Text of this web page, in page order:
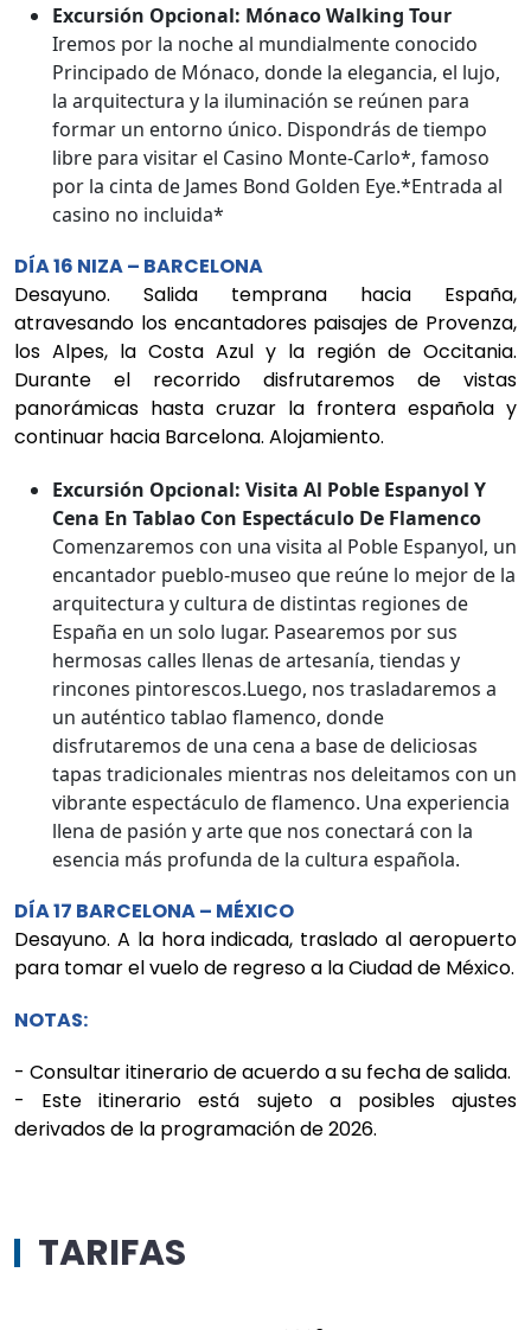
Excursión Opcional: Mónaco Walking Tour
Iremos por la noche al mundialmente conocido
Principado de Mónaco, donde la elegancia, el lujo,
la arquitectura y la iluminación se reúnen para
formar un entorno único. Dispondrás de tiempo
libre para visitar el Casino Monte-Carlo*, famoso
por la cinta de James Bond Golden Eye.*Entrada al
casino no incluida*
DÍA 16 NIZA – BARCELONA
Desayuno. Salida temprana hacia España,
atravesando los encantadores paisajes de Provenza,
los Alpes, la Costa Azul y la región de Occitania.
Durante el recorrido disfrutaremos de vistas
panorámicas hasta cruzar la frontera española y
continuar hacia Barcelona. Alojamiento.
Excursión Opcional: Visita Al Poble Espanyol Y
Cena En Tablao Con Espectáculo De Flamenco
Comenzaremos con una visita al Poble Espanyol, un
encantador pueblo-museo que reúne lo mejor de la
arquitectura y cultura de distintas regiones de
España en un solo lugar. Pasearemos por sus
hermosas calles llenas de artesanía, tiendas y
rincones pintorescos.Luego, nos trasladaremos a
un auténtico tablao flamenco, donde
disfrutaremos de una cena a base de deliciosas
tapas tradicionales mientras nos deleitamos con un
vibrante espectáculo de flamenco. Una experiencia
llena de pasión y arte que nos conectará con la
esencia más profunda de la cultura española.
DÍA 17 BARCELONA – MÉXICO
Desayuno. A la hora indicada, traslado al aeropuerto
para tomar el vuelo de regreso a la Ciudad de México.
NOTAS:
- Consultar itinerario de acuerdo a su fecha de salida.
​​​​​​​- Este itinerario está sujeto a posibles ajustes
derivados de la programación de 2026.
TARIFAS